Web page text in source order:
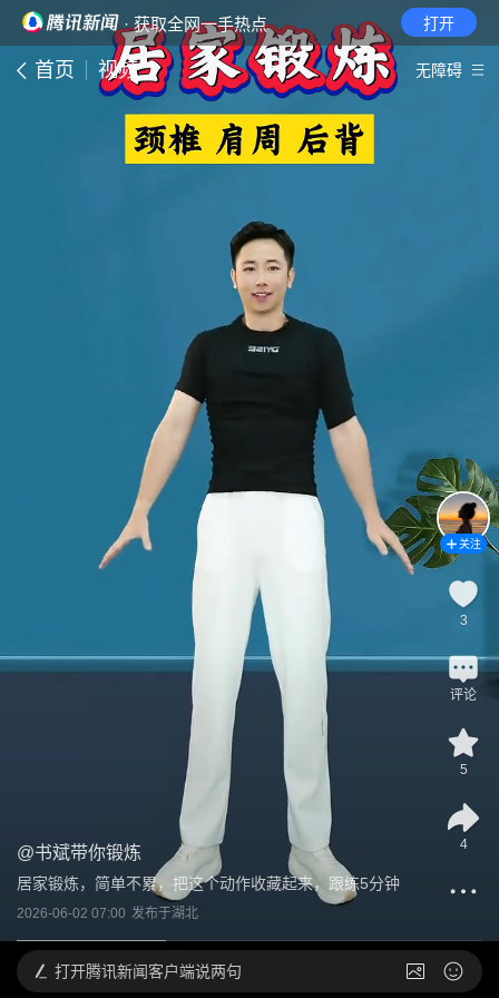
· 获取全网一手热点 打开
首页 视频 无障碍
@书斌带你锻炼
居家锻炼，简单不累，把这个动作收藏起来，跟练5分钟
2026-06-02 07:00 发布于湖北
关注
3
评论
5
4
打开腾讯新闻客户端说两句